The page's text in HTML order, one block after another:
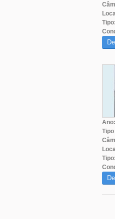
Tipo:
Ano:
Tipo: